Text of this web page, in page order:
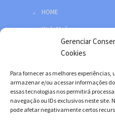
Gerenciar
Cookies
Para fornecer as melhores
armazenar e/ou acessar informações
essas tecnologias nos permitirá
navegação ou IDs exclusivos neste
pode afetar negativamente certos
HOME
Web Mail
Política de privacidade
Facebook
Twitter
YouTube